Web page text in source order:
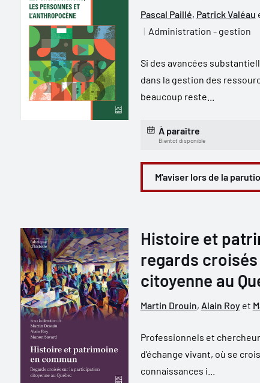
Pascal Paillé, Patrick Valéau
Administration - gestion
Si des avancées
dans la gestion des
beaucoup reste...
À paraître
Bientôt disponible
M'aviser lors de la
Histoire et
regards
citoyenne au
Martin Drouin, Alain Royet
Professionnels et
d’échange vivant, où se
connaissances i...